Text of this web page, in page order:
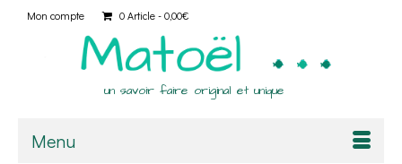
Mon compte 0 Article 0,00€
un savoir faire original et unique
Menu